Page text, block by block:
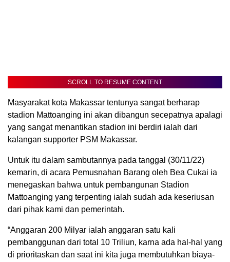
SCROLL TO RESUME CONTENT
Masyarakat kota Makassar tentunya sangat berharap
stadion Mattoanging ini akan dibangun secepatnya apalagi
yang sangat menantikan stadion ini berdiri ialah dari
kalangan supporter PSM Makassar.
Untuk itu dalam sambutannya pada tanggal (30/11/22)
kemarin, di acara Pemusnahan Barang oleh Bea Cukai ia
menegaskan bahwa untuk pembangunan Stadion
Mattoanging yang terpenting ialah sudah ada keseriusan
dari pihak kami dan pemerintah.
“Anggaran 200 Milyar ialah anggaran satu kali
pembanggunan dari total 10 Triliun, karna ada hal-hal yang
di prioritaskan dan saat ini kita juga membutuhkan biaya-